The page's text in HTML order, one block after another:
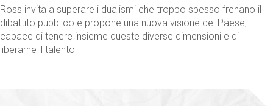
Ross invita a superare i dualismi che troppo spesso frenano il
dibattito pubblico e propone una nuova visione del Paese,
capace di tenere insieme queste diverse dimensioni e di
liberarne il talento